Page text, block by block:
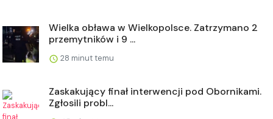
Wielka obława w Wielkopolsce. Zatrzymano 2
przemytników i 9 ...
28 minut temu
Zaskakujący finał interwencji pod Obornikami.
Zgłosili probl...